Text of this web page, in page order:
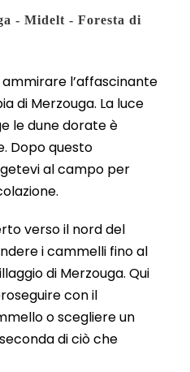
- Midelt - Foresta di
l’affascinante
di Merzouga. La luce
le dune dorate è
Dopo questo
al campo per
verso il nord del
i cammelli fino al
di Merzouga. Qui
con il
o scegliere un
di ciò che